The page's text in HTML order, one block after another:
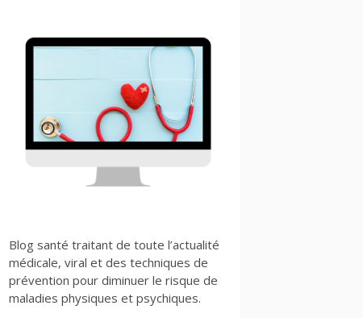
Blog santé traitant de toute l’actualité
médicale, viral et des techniques de
prévention pour diminuer le risque de
maladies physiques et psychiques.